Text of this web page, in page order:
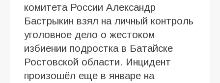
комитета России Александр
Бастрыкин взял на личный контроль
уголовное дело о жестоком
избиении подростка в Батайске
Ростовской области. Инцидент
произошёл еще в январе на